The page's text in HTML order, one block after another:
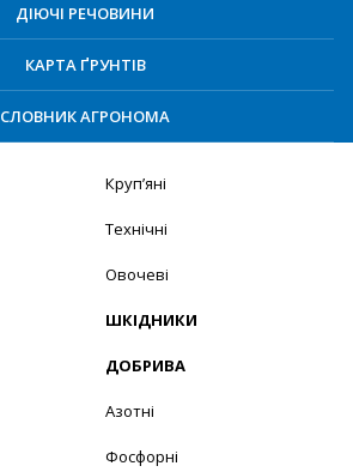
ДІЮЧІ РЕЧОВИНИ
КАРТА ҐРУНТІВ
СЛОВНИК АГРОНОМА
Круп’яні
Технічні
Овочеві
ШКІДНИКИ
ДОБРИВА
Азотні
Фосфорні